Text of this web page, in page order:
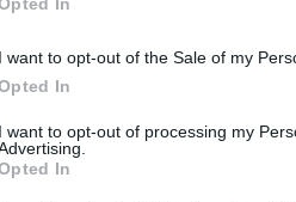
I want to opt-out of the Sale of my
In
I want to opt-out of processing my
In